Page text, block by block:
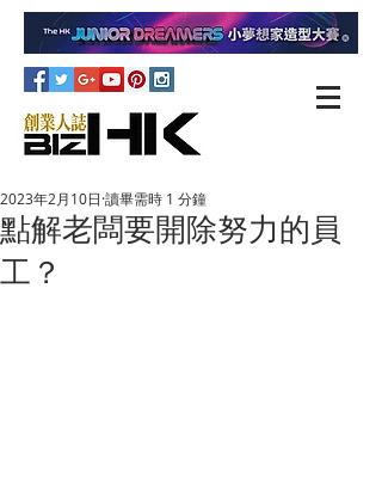
點解老闆要開除努力的員
工？
2023年2月10日 讀畢需時 1 分鐘